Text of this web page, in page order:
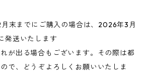
月末までにご購入の場合は、2026年3月
発送いたします
が出る場合もございます。その際は都
で、どうぞよろしくお願いいたしま